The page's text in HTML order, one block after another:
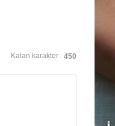
Kalan karakter : 450